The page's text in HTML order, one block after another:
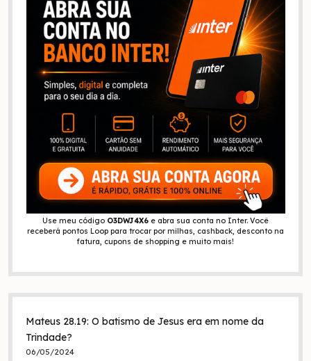
Use meu código O3DWJ4X6 e abra sua conta no Inter. Você
receberá pontos Loop para trocar por milhas, cashback, desconto na
fatura, cupons de shopping e muito mais!
Mateus 28.19: O batismo de Jesus era em nome da
Trindade?
06/05/2024